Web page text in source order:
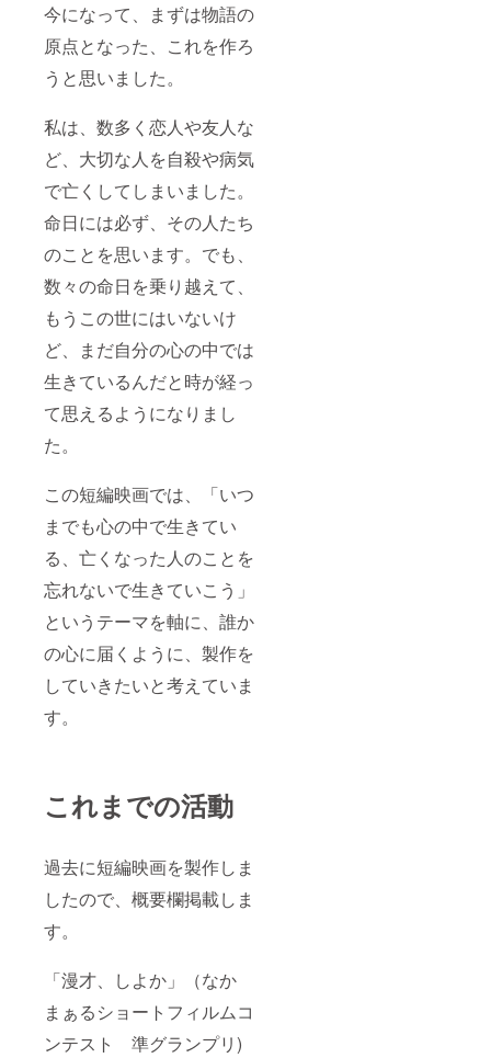
今になって、まずは物語の
原点となった、これを作ろ
うと思いました。
私は、数多く恋人や友人な
ど、大切な人を自殺や病気
で亡くしてしまいました。
命日には必ず、その人たち
のことを思います。でも、
数々の命日を乗り越えて、
もうこの世にはいないけ
ど、まだ自分の心の中では
生きているんだと時が経っ
て思えるようになりまし
た。
この短編映画では、「いつ
までも心の中で生きてい
る、亡くなった人のことを
忘れないで生きていこう」
というテーマを軸に、誰か
の心に届くように、製作を
していきたいと考えていま
す。
これまでの活動
過去に短編映画を製作しま
したので、概要欄掲載しま
す。
「漫才、しよか」（なか
まぁるショートフィルムコ
ンテスト 準グランプリ)